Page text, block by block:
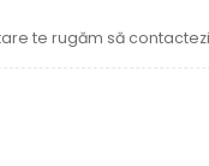
te rugăm să